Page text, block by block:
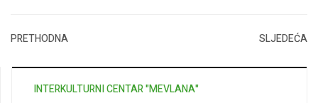
PRETHODNA SLJEDEĆA
INTERKULTURNI CENTAR "MEVLANA"